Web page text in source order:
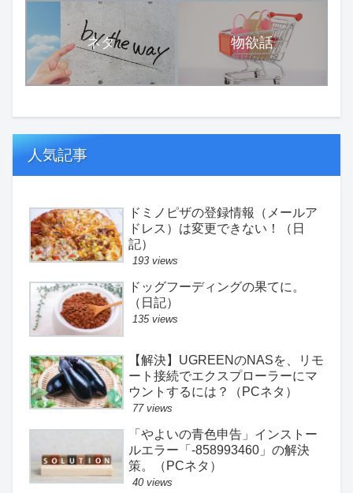
ネタ 物欲話
人気記事
ドミノピザの登録情報（メールア
ドレス）は変更できない！（日
記）
193 views
ドッグフーディングの果てに。
（日記）
135 views
【解決】UGREENのNASを、リモ
ート接続でエクスプローラーにマ
ウントするには？（PCネタ）
77 views
「やよいの青色申告」インストー
ルエラー「-858993460」の解決
策。（PCネタ）
40 views